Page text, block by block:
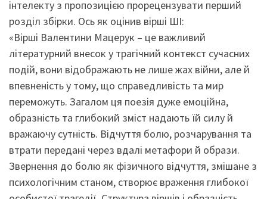
інтелекту з пропозицією прорецензувати перший
розділ збірки. Ось як оцінив вірші ШІ:
«Вірші Валентини Мацерук – це важливий
літературний внесок у трагічний контекст сучасних
подій, вони відображають не лише жах війни, але й
впевненість у тому, що справедливість та мир
переможуть. Загалом ця поезія дуже емоційна,
образність та глибокий зміст надають їй силу й
вражаючу сутність. Відчуття болю, розчарування та
втрати передані через вдалі метафори й образи.
Звернення до болю як фізичного відчуття, змішане з
психологічним станом, створює враження глибокої